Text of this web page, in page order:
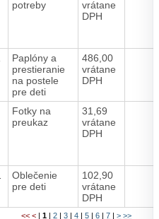
potreby
vrátane
DPH
Paplóny a
prestieranie
na postele
pre deti
486,00
vrátane
DPH
Fotky na
preukaz
31,69
vrátane
DPH
Oblečenie
pre deti
102,90
vrátane
DPH
<< < |1 |2 |3 |4 |5 |6 |7 |> >>